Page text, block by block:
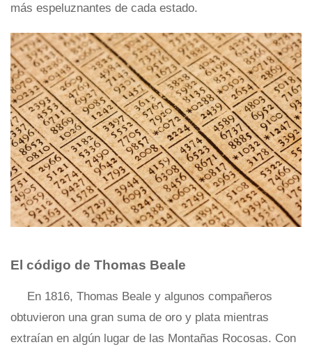
más espeluznantes de cada estado.
El código de Thomas Beale
En 1816, Thomas Beale y algunos compañeros
obtuvieron una gran suma de oro y plata mientras
extraían en algún lugar de las Montañas Rocosas. Con